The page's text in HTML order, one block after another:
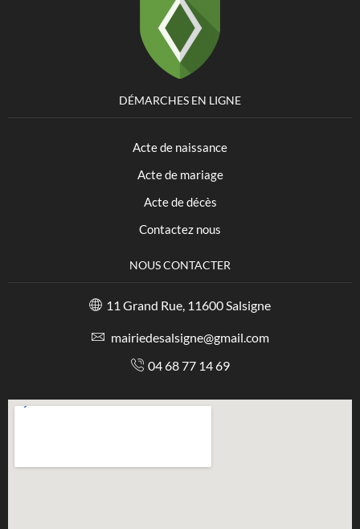
DÉMARCHES EN LIGNE
Acte de naissance
Acte de mariage
Acte de décès
Contactez nous
NOUS CONTACTER
11 Grand Rue, 11600 Salsigne
mairiedesalsigne@gmail.com
04 68 77 14 69